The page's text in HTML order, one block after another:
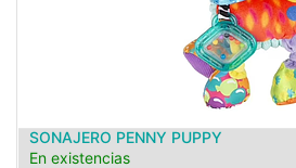
SONAJERO PENNY PUPPY
En existencias